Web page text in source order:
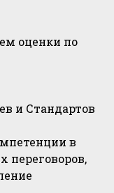
оценки по
и Стандартов
в
переговоров,